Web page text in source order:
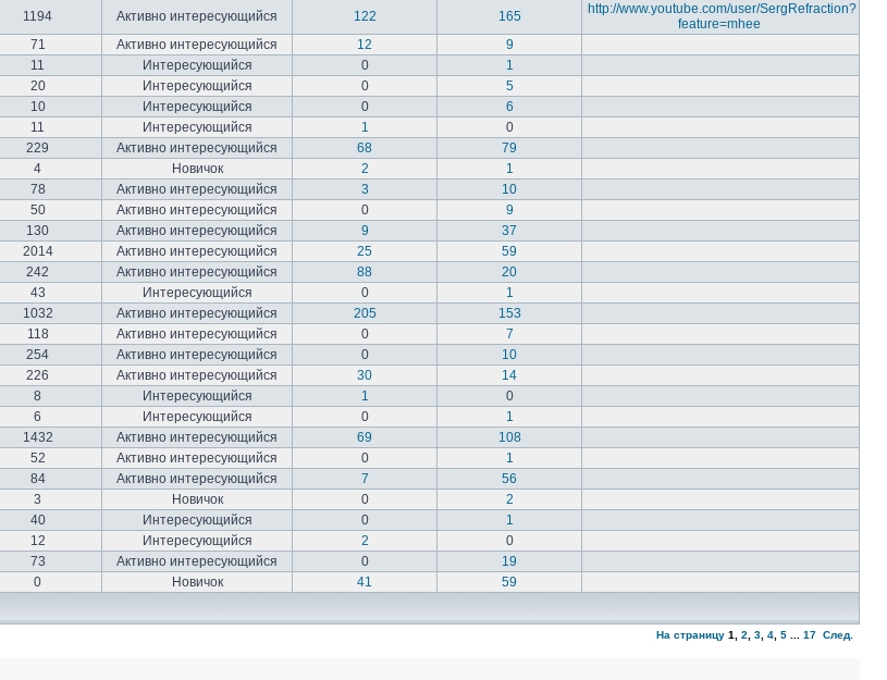
1194 Активно интересующийся 122 165
http://www.youtube.com/user/SergRefraction?
feature=mhee
71 Активно интересующийся 12
9
11 Интересующийся 0
1
20 Интересующийся 0
5
10 Интересующийся 0
6
11 Интересующийся 1
0
229 Активно интересующийся 68
79
4 Новичок 2
1
78 Активно интересующийся 3
10
50 Активно интересующийся 0
9
130 Активно интересующийся 9
37
2014 Активно интересующийся 25
59
242 Активно интересующийся 88
20
43 Интересующийся 0
1
1032 Активно интересующийся 205
153
118 Активно интересующийся 0
7
254 Активно интересующийся 0
10
226 Активно интересующийся 30
14
8 Интересующийся 1
0
6 Интересующийся 0
1
1432 Активно интересующийся 69
108
52 Активно интересующийся 0
1
84 Активно интересующийся 7
56
3 Новичок 0
2
40 Интересующийся 0
1
12 Интересующийся 2
0
73 Активно интересующийся 0
19
0 Новичок 41 59
На страницу 1 2 3 4 5 17 След.